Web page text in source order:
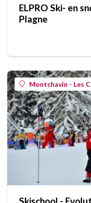
ELPRO Ski- en
Plagne
Montchavin - Les